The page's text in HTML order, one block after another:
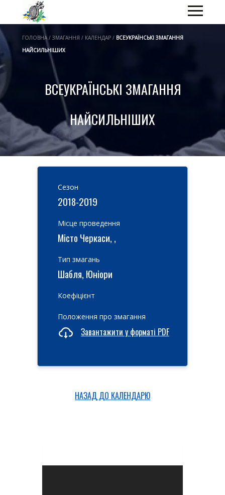
ГОЛОВНА / ЗМАГАННЯ / КАЛЕНДАР / ВСЕУКРАЇНСЬКІ ЗМАГАННЯ
НАЙСИЛЬНІШИХ
ВСЕУКРАЇНСЬКІ ЗМАГАННЯ
НАЙСИЛЬНІШИХ
Cезон
2018-2019
Місце проведення
Місто Черкаси, ,
Тип змагань
Шабля, Юніори
Коефіцієнт
Положення про змагання
Завантажити у форматі PDF
НАЗАД ДО КАЛЕНДАРЮ